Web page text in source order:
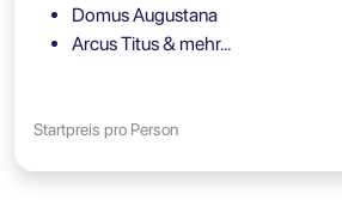
Domus Augustana
Arcus Titus & mehr…
Startpreis pro Person